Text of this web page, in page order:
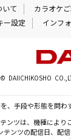
いて カラオケ
ー設定 インフ
© DAIICHIKOSHO
、手段や形態を問
ンツは、機種により
テンツの配信日、配